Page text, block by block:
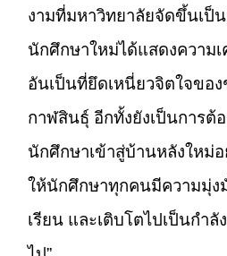
งามที่มหาวิทยาลัยจัดขึ้นเป็
นักศึกษาใหม่ได้แสดงความ
อันเป็นที่ยึดเหนี่ยวจิตใจขอ
กาฬสินธุ์ อีกทั้งยังเป็นการต้
นักศึกษาเข้าสู่บ้านหลังใหม่อ
ให้นักศึกษาทุกคนมีความมุ่ง
เรียน และเติบโตไปเป็นกำ